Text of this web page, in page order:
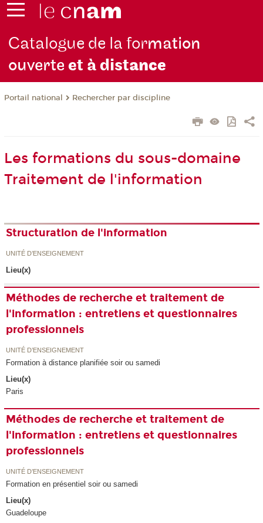
Catalogue de la formation
ouverteet à distance
Portail national Rechercher par discipline
Les formations du sous-domaine
Traitement de l'information
Structuration de l'information
UNITÉ D’ENSEIGNEMENT
Lieu(x)
Méthodes de recherche et traitement de
l'information : entretiens et questionnaires
professionnels
UNITÉ D’ENSEIGNEMENT
Formation à distance planifiée soir ou samedi
Lieu(x)
Paris
Méthodes de recherche et traitement de
l'information : entretiens et questionnaires
professionnels
UNITÉ D’ENSEIGNEMENT
Formation en présentiel soir ou samedi
Lieu(x)
Guadeloupe